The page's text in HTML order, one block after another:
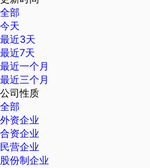
全部
今天
最近3天
最近7天
最近一个月
最近三个月
公司性质
全部
外资企业
合资企业
民营企业
股份制企业